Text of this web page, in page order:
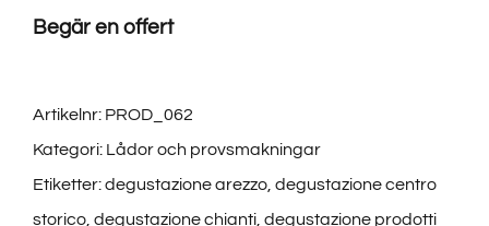
mängd
Begär en offert
Artikelnr: PROD_062
Kategori: Lådor och provsmakningar
Etiketter:degustazione arezzo degustazione centro
storico degustazione chianti degustazione prodotti